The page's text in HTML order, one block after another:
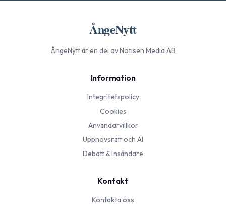
ÅngeNytt
ÅngeNyttär en del av Notisen Media AB
Information
Integritetspolicy
Cookies
Användarvillkor
Upphovsrätt och AI
Debatt & Insändare
Kontakt
Kontakta oss